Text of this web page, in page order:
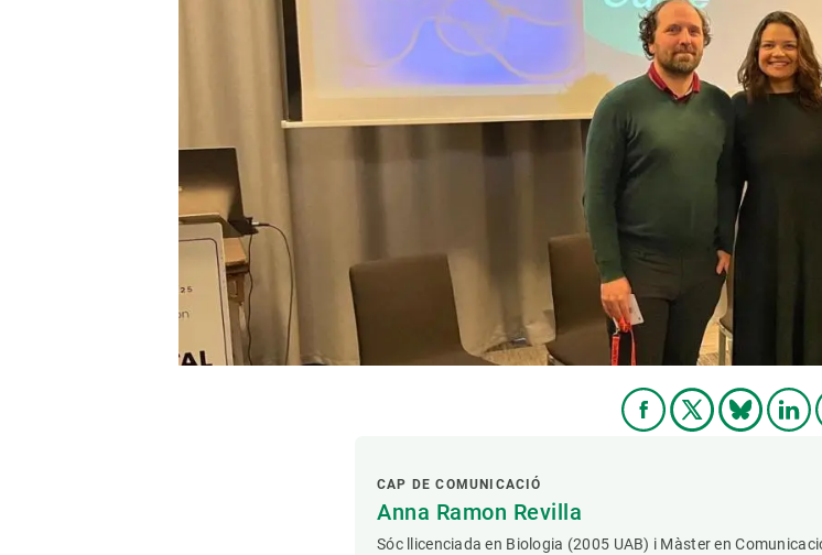
CAP DE COMUNICACIÓ
Anna Ramon Revilla
Sóc llicenciada en Biologia (2005 UAB) i Màster en
T’oferim